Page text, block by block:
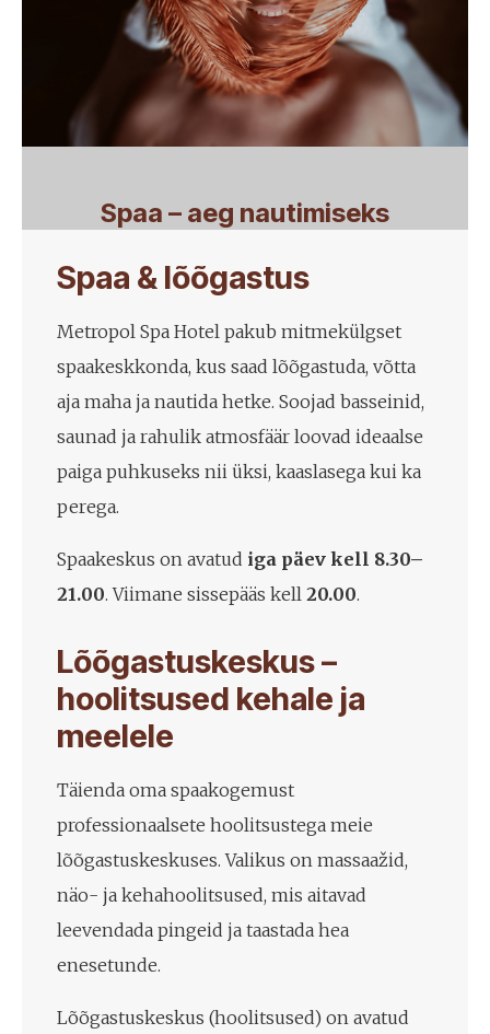
Spaa – aeg nautimiseks
Spaa & lõõgastus
Metropol Spa Hotel pakub mitmekülgset
spaakeskkonda, kus saad lõõgastuda, võtta
aja maha ja nautida hetke. Soojad basseinid,
saunad ja rahulik atmosfäär loovad ideaalse
paiga puhkuseks nii üksi, kaaslasega kui ka
perega.
Spaakeskus on avatud iga päev kell 8.30–
21.00. Viimane sissepääs kell 20.00.
Lõõgastuskeskus –
hoolitsused kehale ja
meelele
Täienda oma spaakogemust
professionaalsete hoolitsustega meie
lõõgastuskeskuses. Valikus on massaažid,
näo- ja kehahoolitsused, mis aitavad
leevendada pingeid ja taastada hea
enesetunde.
Lõõgastuskeskus (hoolitsused) on avatud